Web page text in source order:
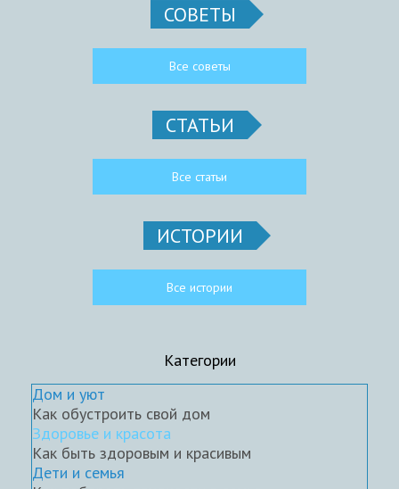
СОВЕТЫ
Все советы
СТАТЬИ
Все статьи
ИСТОРИИ
Все истории
Категории
Дом и уют
Как обустроить свой дом
Здоровье и красота
Как быть здоровым и красивым
Дети и семья